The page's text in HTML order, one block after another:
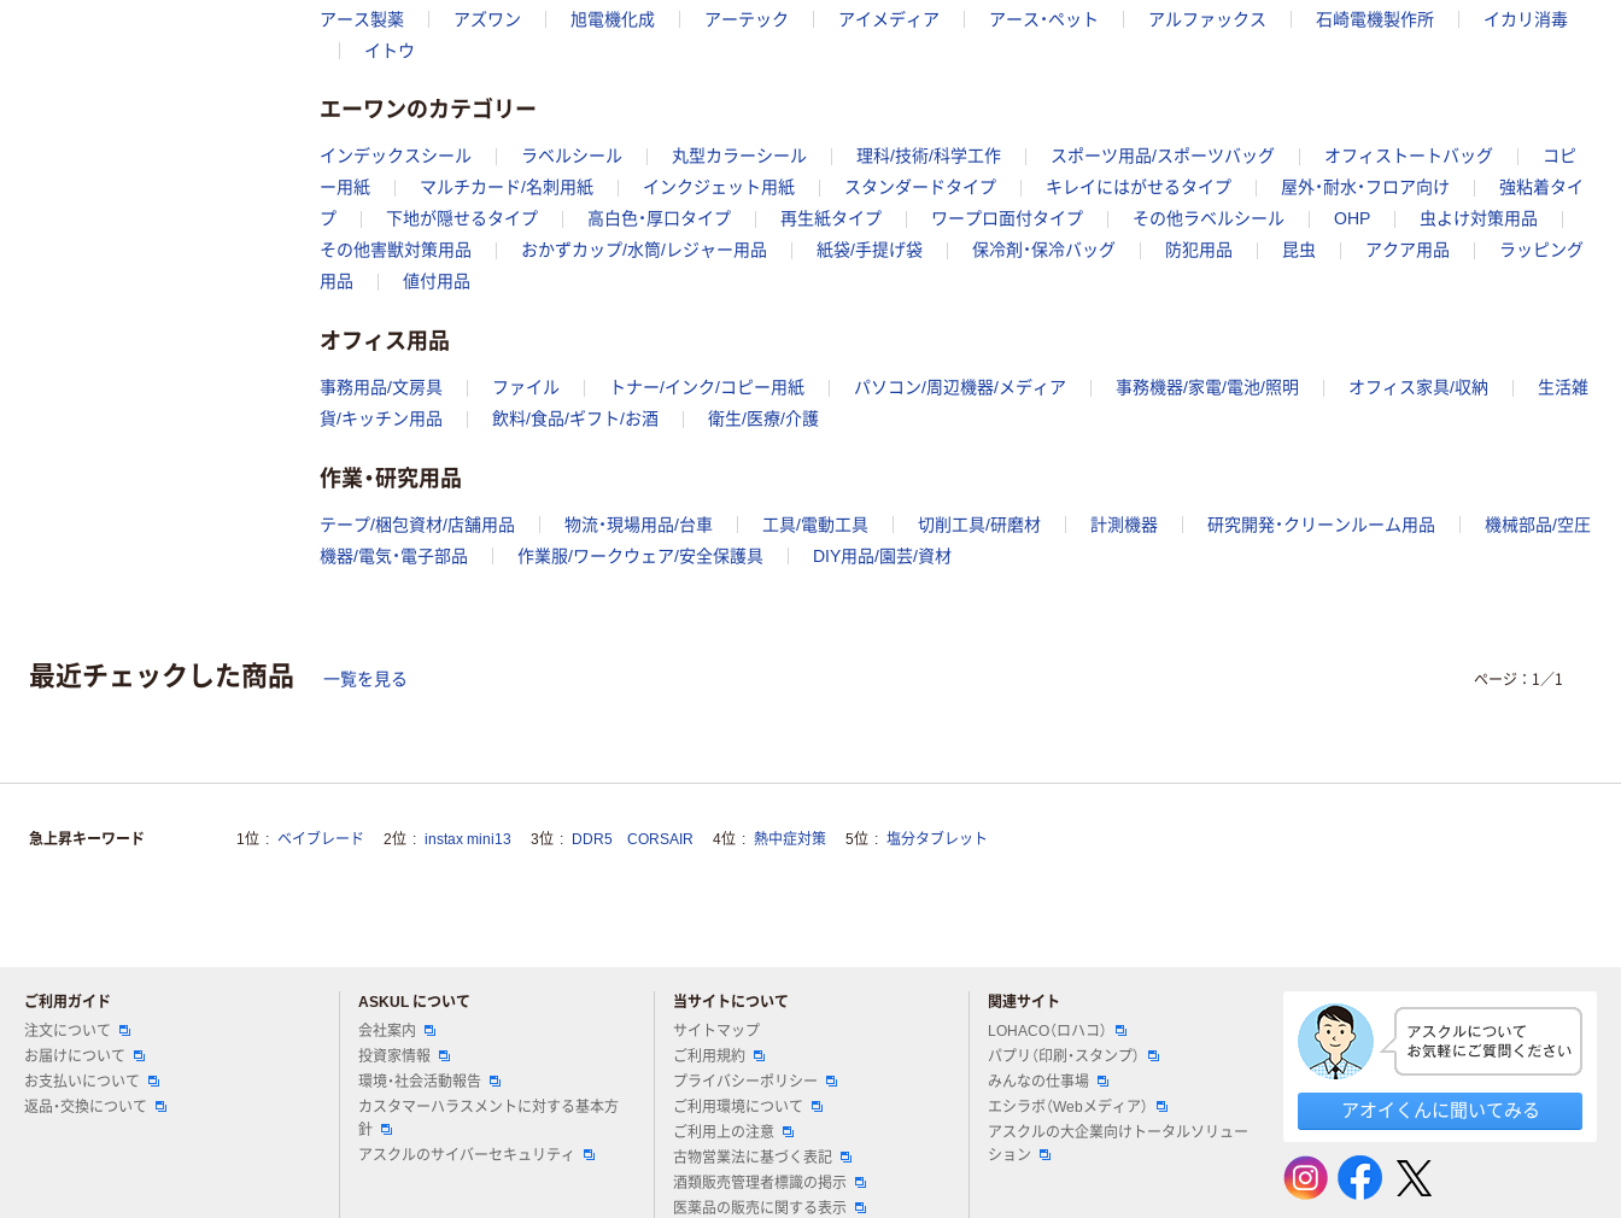
アース製薬 アズワン 旭電機化成 アーテック アイメディア アース・ペット アルファックス 石崎電機製作所
イカリ消毒
イトウ
エーワンのカテゴリー
インデックスシール ラベルシール 丸型カラーシール 理科/技術/科学工作 スポーツ用品/スポーツバッグ オフィストートバッグ
コピ
ー用紙
マルチカード/名刺用紙 インクジェット用紙 スタンダードタイプ キレイにはがせるタイプ 屋外・耐水・フロア向け
強粘着タイ
プ
下地が隠せるタイプ 高白色・厚口タイプ 再生紙タイプ ワープロ面付タイプ その他ラベルシール OHP
虫よけ対策用品
その他害獣対策用品
おかずカップ/水筒/レジャー用品 紙袋/手提げ袋 保冷剤・保冷バッグ 防犯用品 昆虫 アクア用品
ラッピング
用品
値付用品
オフィス用品
事務用品/文房具 ファイル トナー/インク/コピー用紙 パソコン/周辺機器/メディア 事務機器/家電/電池/照明 オフィス家具/収納
生活雑
貨/キッチン用品
飲料/食品/ギフト/お酒 衛生/医療/介護
作業・研究用品
テープ/梱包資材/店舗用品 物流・現場用品/台車 工具/電動工具 切削工具/研磨材 計測機器 研究開発・クリーンルーム用品
機械部品/空圧
機器/電気・電子部品
作業服/ワークウェア/安全保護具 DIY用品/園芸/資材
最近チェックした商品 一覧を見る ページ： 1 ／1
急上昇キーワード 1位 ベイブレード 2位 instax mini13 3位 DDR5 CORSAIR 4位 熱中症対策 5位 塩分タブレット
ご利用ガイド
注文について
お届けについて
お支払いについて
返品・交換について
ASKUL について
会社案内
投資家情報
環境・社会活動報告
カスタマーハラスメントに対する基本方
針
アスクルのサイバーセキュリティ
当サイトについて
サイトマップ
ご利用規約
プライバシーポリシー
ご利用環境について
ご利用上の注意
古物営業法に基づく表記
酒類販売管理者標識の掲示
医薬品の販売に関する表示
関連サイト
LOHACO（ロハコ）
パプリ（印刷・スタンプ）
みんなの仕事場
エシラボ（Webメディア）
アスクルの大企業向けトータルソリュー
ション
アオイくんに聞いてみる